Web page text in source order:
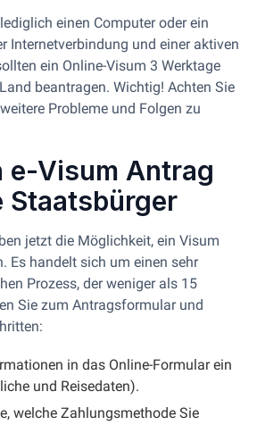
einen Computer oder ein
Internetverbindung und einer aktiven
ein Online-Visum 3 Werktage
beantragen. Wichtig! Achten Sie
Probleme und Folgen zu
e-Visum Antrag
jetzt die Möglichkeit, ein Visum
Es handelt sich um einen sehr
Prozess, der weniger als 15
Sie zum Antragsformular und
in das Online-Formular ein
und Reisedaten).
welche Zahlungsmethode Sie